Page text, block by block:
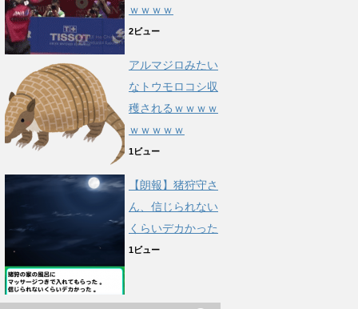
ｗｗｗｗ
2ビュー
アルマジロみたい
なトウモロコシ収
穫されるｗｗｗｗ
ｗｗｗｗｗ
1ビュー
【朗報】猪狩守さ
ん、信じられない
くらいデカかった
1ビュー